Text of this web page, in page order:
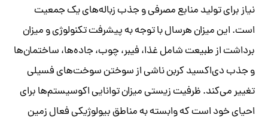
نیاز برای تولید منابع مصرفی و جذب زباله‌های یک جمعیت
است. این میزان هر‌سال با توجه به پیشرفت تکنولوژی و میزان
برداشت از طبیعت شامل غذا، فیبر، چوب، جاده‌ها، ساختمان‌ها
و جذب دی‌اکسید کربن ناشی از سوختن سوخت‌های فسیلی
تغییر می‌کند. ظرفیت زیستی میزان توانایی اکوسیستم‌ها برای
احیای خود است که وابسته به مناطق بیولوژیکی فعال زمین